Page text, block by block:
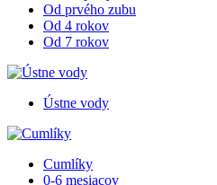
Od prvého zubu
Od 4 rokov
Od 7 rokov
Ústne vody
Cumlíky
0-6 mesiacov